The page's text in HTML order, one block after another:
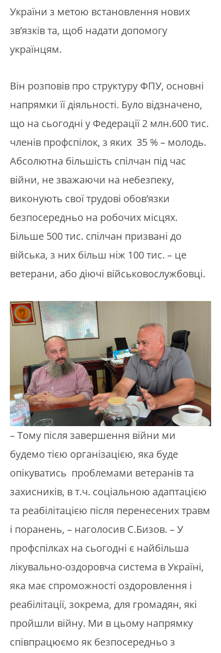
України з метою встановлення нових
зв’язків та, щоб надати допомогу
українцям.
Він розповів про структуру ФПУ, основні
напрямки її діяльності. Було відзначено,
що на сьогодні у Федерації 2 млн.600 тис.
членів профспілок, з яких 35 % – молодь.
Абсолютна більшість спілчан під час
війни, не зважаючи на небезпеку,
виконують свої трудові обов’язки
безпосередньо на робочих місцях.
Більше 500 тис. спілчан призвані до
війська, з них більш ніж 100 тис. – це
ветерани, або діючі військовослужбовці.
– Тому після завершення війни ми
будемо тією організацією, яка буде
опікуватись проблемами ветеранів та
захисників, в т.ч. соціальною адаптацією
та реабілітацією після перенесених травм
і поранень, – наголосив С.Бизов. – У
профспілках на сьогодні є найбільша
лікувально-оздоровча система в Україні,
яка має спроможності оздоровлення і
реабілітації, зокрема, для громадян, які
пройшли війну. Ми в цьому напрямку
співпрацюємо як безпосередньо з